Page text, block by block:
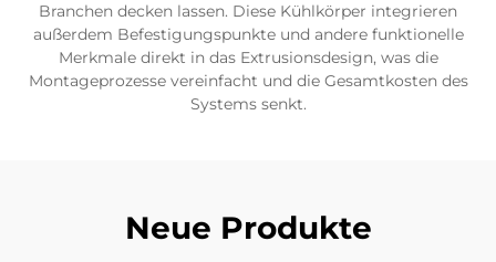
Branchen decken lassen. Diese Kühlkörper integrieren
außerdem Befestigungspunkte und andere funktionelle
Merkmale direkt in das Extrusionsdesign, was die
Montageprozesse vereinfacht und die Gesamtkosten des
Systems senkt.
Neue Produkte